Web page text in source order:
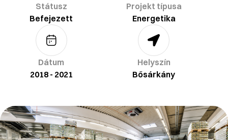
Státusz
Befejezett
Projekt típusa
Energetika
Dátum
2018 - 2021
Helyszín
Bősárkány